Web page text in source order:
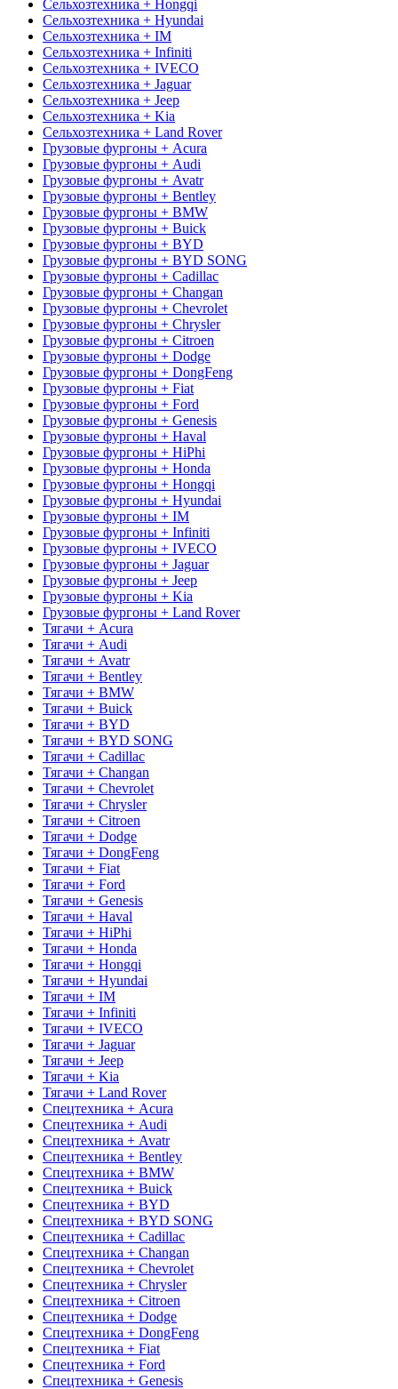
Сельхозтехника + Hongqi
Сельхозтехника + Hyundai
Сельхозтехника + IM
Сельхозтехника + Infiniti
Сельхозтехника + IVECO
Сельхозтехника + Jaguar
Сельхозтехника + Jeep
Сельхозтехника + Kia
Сельхозтехника + Land Rover
Грузовые фургоны + Acura
Грузовые фургоны + Audi
Грузовые фургоны + Avatr
Грузовые фургоны + Bentley
Грузовые фургоны + BMW
Грузовые фургоны + Buick
Грузовые фургоны + BYD
Грузовые фургоны + BYD SONG
Грузовые фургоны + Cadillac
Грузовые фургоны + Changan
Грузовые фургоны + Chevrolet
Грузовые фургоны + Chrysler
Грузовые фургоны + Citroen
Грузовые фургоны + Dodge
Грузовые фургоны + DongFeng
Грузовые фургоны + Fiat
Грузовые фургоны + Ford
Грузовые фургоны + Genesis
Грузовые фургоны + Haval
Грузовые фургоны + HiPhi
Грузовые фургоны + Honda
Грузовые фургоны + Hongqi
Грузовые фургоны + Hyundai
Грузовые фургоны + IM
Грузовые фургоны + Infiniti
Грузовые фургоны + IVECO
Грузовые фургоны + Jaguar
Грузовые фургоны + Jeep
Грузовые фургоны + Kia
Грузовые фургоны + Land Rover
Тягачи + Acura
Тягачи + Audi
Тягачи + Avatr
Тягачи + Bentley
Тягачи + BMW
Тягачи + Buick
Тягачи + BYD
Тягачи + BYD SONG
Тягачи + Cadillac
Тягачи + Changan
Тягачи + Chevrolet
Тягачи + Chrysler
Тягачи + Citroen
Тягачи + Dodge
Тягачи + DongFeng
Тягачи + Fiat
Тягачи + Ford
Тягачи + Genesis
Тягачи + Haval
Тягачи + HiPhi
Тягачи + Honda
Тягачи + Hongqi
Тягачи + Hyundai
Тягачи + IM
Тягачи + Infiniti
Тягачи + IVECO
Тягачи + Jaguar
Тягачи + Jeep
Тягачи + Kia
Тягачи + Land Rover
Спецтехника + Acura
Спецтехника + Audi
Спецтехника + Avatr
Спецтехника + Bentley
Спецтехника + BMW
Спецтехника + Buick
Спецтехника + BYD
Спецтехника + BYD SONG
Спецтехника + Cadillac
Спецтехника + Changan
Спецтехника + Chevrolet
Спецтехника + Chrysler
Спецтехника + Citroen
Спецтехника + Dodge
Спецтехника + DongFeng
Спецтехника + Fiat
Спецтехника + Ford
Спецтехника + Genesis